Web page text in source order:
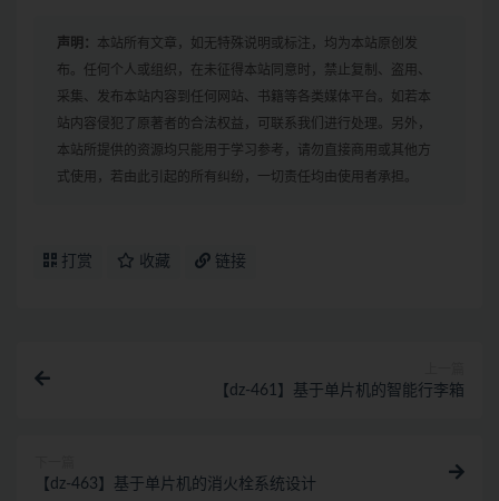
声明： 本站所有文章，如无特殊说明或标注，均为本站原创发
布。任何个人或组织，在未征得本站同意时，禁止复制、盗用、
采集、发布本站内容到任何网站、书籍等各类媒体平台。如若本
站内容侵犯了原著者的合法权益，可联系我们进行处理。另外，
本站所提供的资源均只能用于学习参考，请勿直接商用或其他方
式使用，若由此引起的所有纠纷，一切责任均由使用者承担。
打赏 收藏 链接
【dz-461】基于单片机的智能行李箱
【dz-463】基于单片机的消火栓系统设计